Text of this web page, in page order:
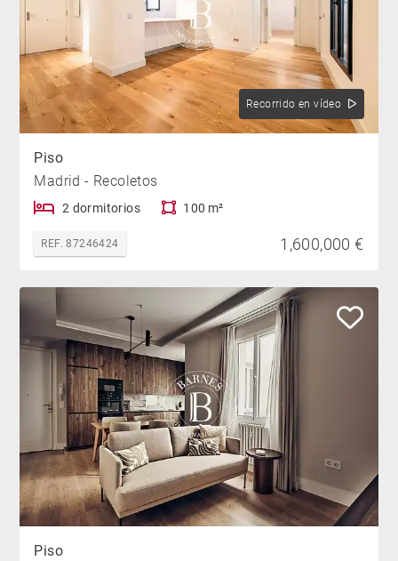
Recorrido en vídeo
Piso
Madrid - Recoletos
2 dormitorios 100 m²
REF. 87246424 1,600,000 €
Piso